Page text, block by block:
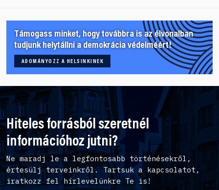
Támogass minket, hogy továbbra is az élvonalban
tudjunk helytállni a demokrácia védelméért!
ADOMÁNYOZZ A HELSINKINEK
Hiteles forrásból szeretnél
információhoz jutni?
Ne maradj le a legfontosabb történésekről,
értesülj terveinkről. Tartsuk a kapcsolatot,
iratkozz fel hírlevelünkre Te is!